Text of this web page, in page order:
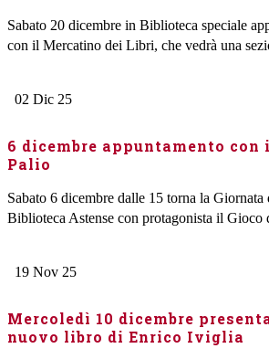
Sabato 20 dicembre in Biblioteca speciale
con il Mercatino dei Libri, che vedrà una
02 Dic 25
6 dicembre appuntamento con
Palio
Sabato 6 dicembre dalle 15 torna la
Biblioteca Astense con protagonista il Gioco
19 Nov 25
Mercoledì 10 dicembre
nuovo libro di Enrico Iviglia